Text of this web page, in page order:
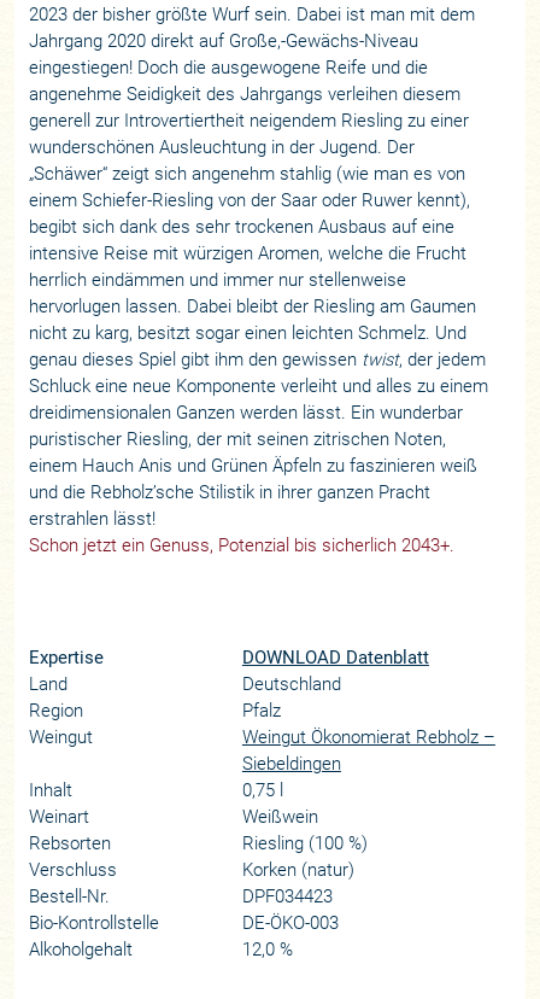
2023 der bisher größte Wurf sein. Dabei ist man mit dem
Jahrgang 2020 direkt auf Große,-Gewächs-Niveau
eingestiegen! Doch die ausgewogene Reife und die
angenehme Seidigkeit des Jahrgangs verleihen diesem
generell zur Introvertiertheit neigendem Riesling zu einer
wunderschönen Ausleuchtung in der Jugend. Der
„Schäwer“ zeigt sich angenehm stahlig (wie man es von
einem Schiefer-Riesling von der Saar oder Ruwer kennt),
begibt sich dank des sehr trockenen Ausbaus auf eine
intensive Reise mit würzigen Aromen, welche die Frucht
herrlich eindämmen und immer nur stellenweise
hervorlugen lassen. Dabei bleibt der Riesling am Gaumen
nicht zu karg, besitzt sogar einen leichten Schmelz. Und
genau dieses Spiel gibt ihm den gewissen twist, der jedem
Schluck eine neue Komponente verleiht und alles zu einem
dreidimensionalen Ganzen werden lässt. Ein wunderbar
puristischer Riesling, der mit seinen zitrischen Noten,
einem Hauch Anis und Grünen Äpfeln zu faszinieren weiß
und die Rebholz’sche Stilistik in ihrer ganzen Pracht
erstrahlen lässt!
Schon jetzt ein Genuss, Potenzial bis sicherlich 2043+.
Expertise
DOWNLOAD Datenblatt
Land
Deutschland
Region
Pfalz
Weingut
Weingut Ökonomierat Rebholz –
Siebeldingen
Inhalt
0,75 l
Weinart
Weißwein
Rebsorten
Riesling (100 %)
Verschluss
Korken (natur)
Bestell-Nr.
DPF034423
Bio-Kontrollstelle
DE-ÖKO-003
Alkoholgehalt
12,0 %